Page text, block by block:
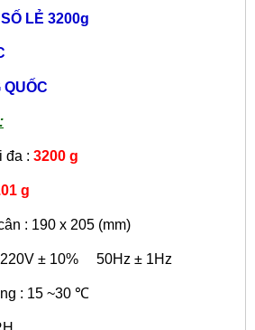
LẺ 3200g
đa : 3200 g
g
: 190 x 205 (mm)
± 10% 50Hz ± 1Hz
: 15 ~30 ℃